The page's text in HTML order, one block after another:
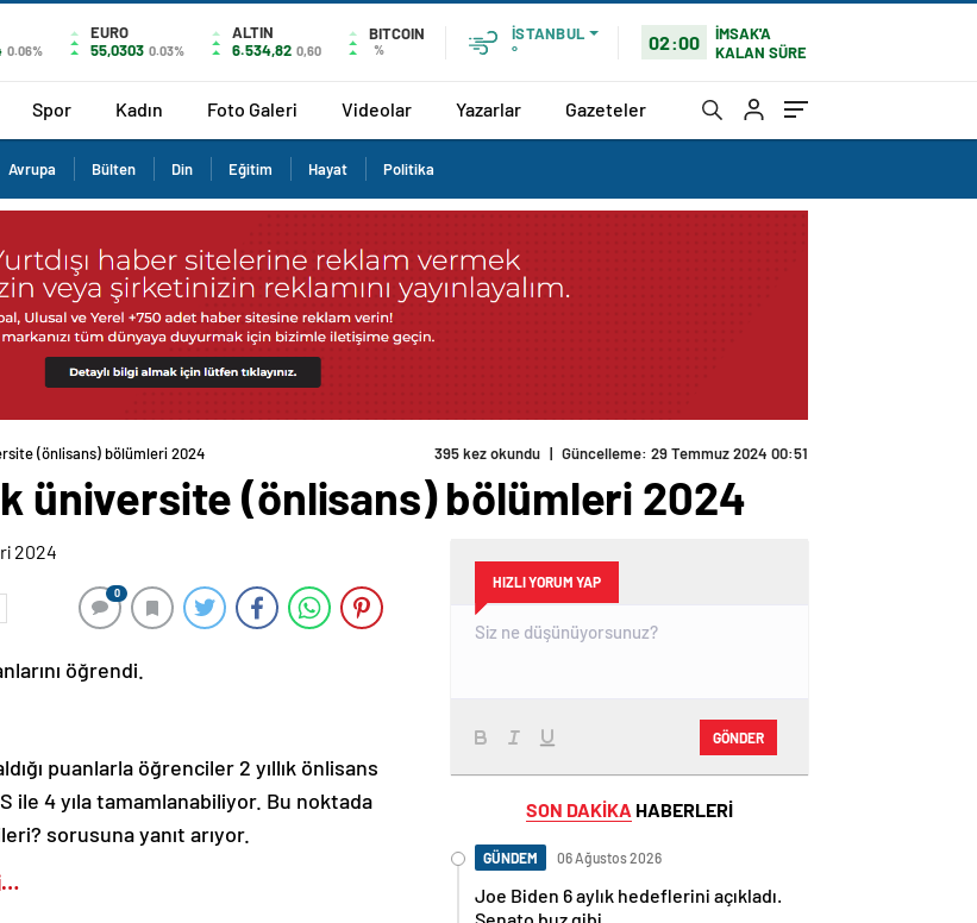
0.06%
EURO
55,0303 0.03%
ALTIN
6.534,82 0,60
BITCOIN
%
İSTANBUL
°
02:00
İMSAK'A
KALAN SÜRE
Spor Kadın Foto Galeri Videolar Yazarlar Gazeteler
Avrupa Bülten Din Eğitim Hayat Politika
(önlisans) bölümleri 2024 395 kez okundu | Güncelleme: 29 Temmuz 2024 00:51
üniversite (önlisans) bölümleri 2024
0
öğrendi.
puanlarla öğrenciler 2 yıllık önlisans
ile 4 yıla tamamlanabiliyor. Bu noktada
sorusuna yanıt arıyor.
HIZLI YORUM YAP
GÖNDER
SON DAKİKA HABERLERİ
GÜNDEM 06 Ağustos 2026
Joe Biden 6 aylık hedeflerini açıkladı.